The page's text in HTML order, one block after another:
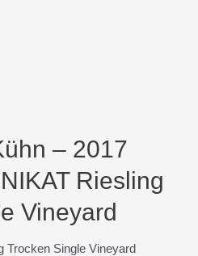
– 2017
Riesling
Vineyard
Trocken Single Vineyard